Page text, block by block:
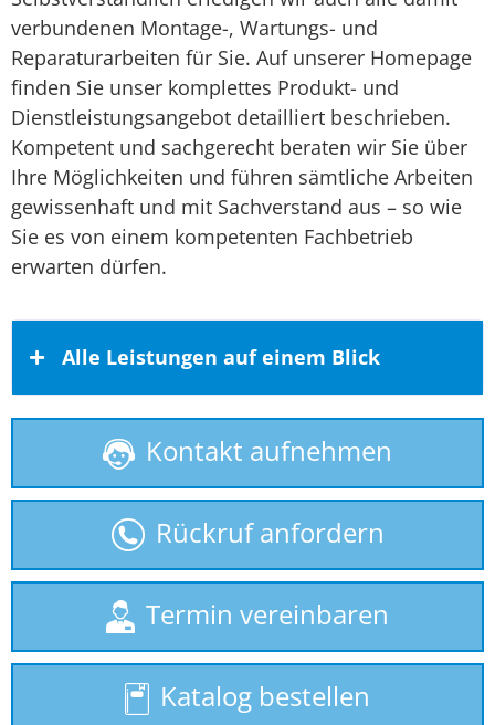
verbundenen Montage-, Wartungs- und
Reparaturarbeiten für Sie. Auf unserer Homepage
finden Sie unser komplettes Produkt- und
Dienstleistungsangebot detailliert beschrieben.
Kompetent und sachgerecht beraten wir Sie über
Ihre Möglichkeiten und führen sämtliche Arbeiten
gewissenhaft und mit Sachverstand aus – so wie
Sie es von einem kompetenten Fachbetrieb
erwarten dürfen.
Alle Leistungen auf einem Blick
Behindertenlift
gebrauchte Treppenlifte
Homelift
Plattformlift
Rollstuhllift
Kontakt aufnehmen
Rückruf anfordern
Termin vereinbaren
Katalog bestellen